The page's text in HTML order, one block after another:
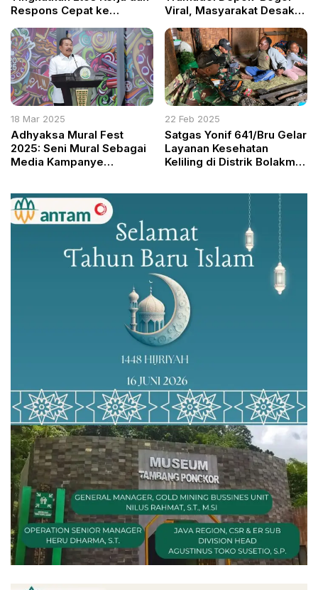
Respons Cepat ke
Viral, Masyarakat Desak
Aparat
18 Mar 2025
Adhyaksa Mural Fest
2025: Seni Mural Sebagai
Media Kampanye
22 Feb 2025
Satgas Yonif 641/Bru Gelar
Layanan Kesehatan
Keliling di Distrik Bolakme,